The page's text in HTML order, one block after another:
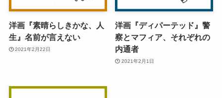
洋画『素晴らしきかな、人
生』名前が言えない
2021年2月22日
洋画『ディパーテッド』警
察とマフィア、それぞれの
内通者
2021年2月1日